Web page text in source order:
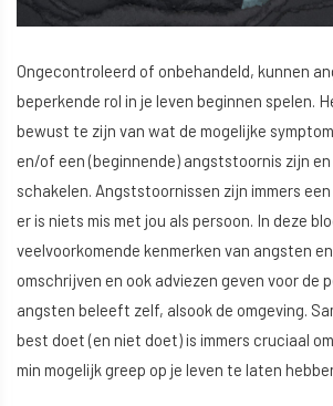
Ongecontroleerd of onbehandeld, kunnen
beperkende rol in je leven beginnen spelen.
bewust te zijn van wat de mogelijke
en/of een (beginnende) angststoornis zijn
schakelen. Angststoornissen zijn immers
er is niets mis met jou als persoon. In deze
veelvoorkomende kenmerken van angsten
omschrijven en ook adviezen geven voor de
angsten beleeft zelf, alsook de omgeving.
best doet (en niet doet) is immers cruciaal
min mogelijk greep op je leven te laten